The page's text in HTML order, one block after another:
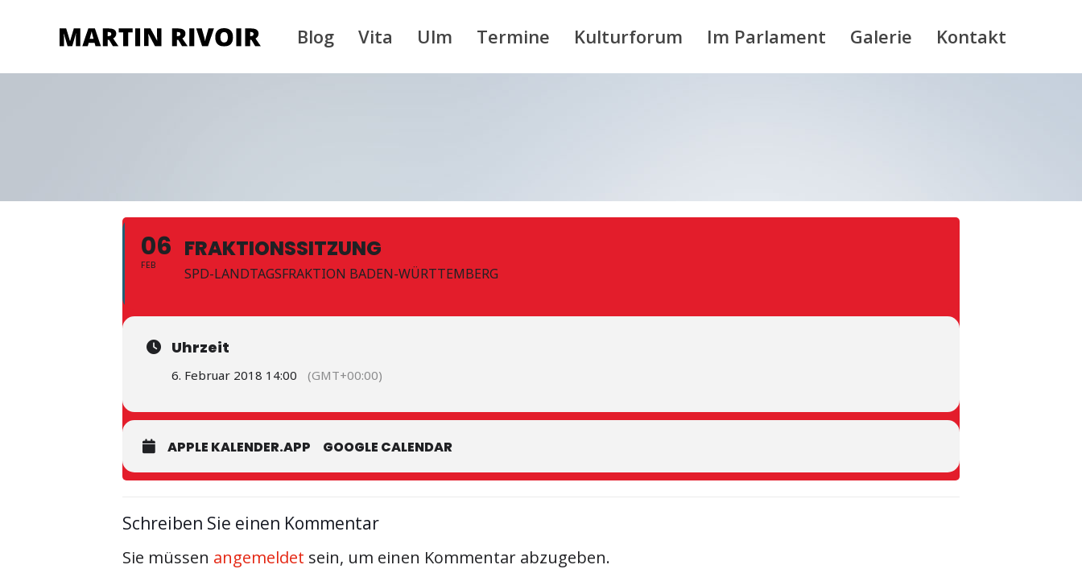
Blog Vita Ulm Termine Kulturforum Im Parlament Galerie Kontakt
06
FEB
FRAKTIONSSITZUNG
SPD-LANDTAGSFRAKTION BADEN-WÜRTTEMBERG
Uhrzeit
6. Februar 2018 14:00 (GMT+00:00)
APPLE KALENDER.APP GOOGLE CALENDAR
Schreiben Sie einen Kommentar
Sie müssen angemeldet sein, um einen Kommentar abzugeben.